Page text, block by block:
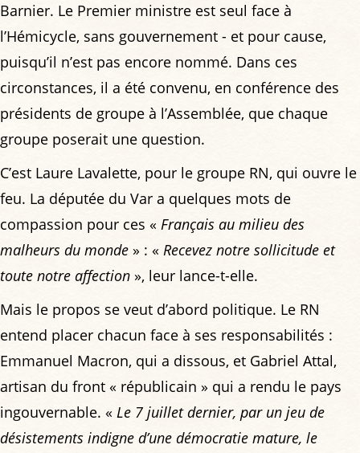
Barnier. Le Premier ministre est seul face à
l’Hémicycle, sans gouvernement - et pour cause,
puisqu’il n’est pas encore nommé. Dans ces
circonstances, il a été convenu, en conférence des
présidents de groupe à l’Assemblée, que chaque
groupe poserait une question.
C’est Laure Lavalette, pour le groupe RN, qui ouvre le
feu. La députée du Var a quelques mots de
compassion pour ces « Français au milieu des
malheurs du monde » : « Recevez notre sollicitude et
toute notre affection », leur lance-t-elle.
Mais le propos se veut d’abord politique. Le RN
entend placer chacun face à ses responsabilités :
Emmanuel Macron, qui a dissous, et Gabriel Attal,
artisan du front « républicain » qui a rendu le pays
ingouvernable. « Le 7 juillet dernier, par un jeu de
désistements indigne d’une démocratie mature, le